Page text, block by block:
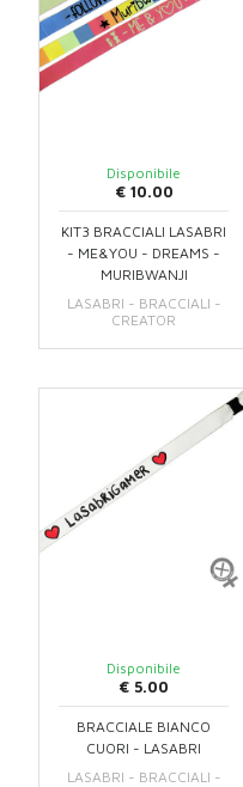
Disponibile
€ 10.00
KIT3 BRACCIALI LASABRI
- ME&YOU - DREAMS -
MURIBWANJI
LASABRI - BRACCIALI -
CREATOR
Disponibile
€ 5.00
BRACCIALE BIANCO
CUORI - LASABRI
LASABRI - BRACCIALI -